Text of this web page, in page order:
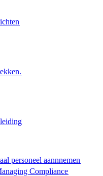
personeel aannnemen​​
Compliance​​